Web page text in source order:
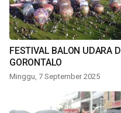
FESTIVAL BALON UDARA DI
GORONTALO
Minggu, 7 September 2025